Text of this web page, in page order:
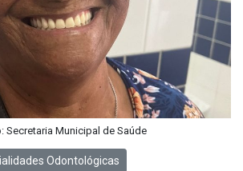
Secretaria Municipal de Saúde
Odontológicas